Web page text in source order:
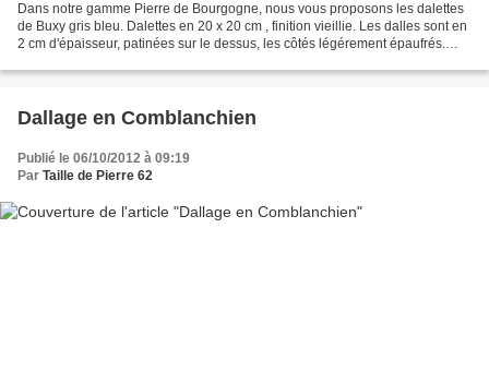
Dans notre gamme Pierre de Bourgogne, nous vous proposons les dalettes
de Buxy gris bleu. Dalettes en 20 x 20 cm , finition vieillie. Les dalles sont en
2 cm d'épaisseur, patinées sur le dessus, les côtés légérement épaufrés.
Dallage en Comblanchien
Publié le 06/10/2012 à 09:19
Par Taille de Pierre 62